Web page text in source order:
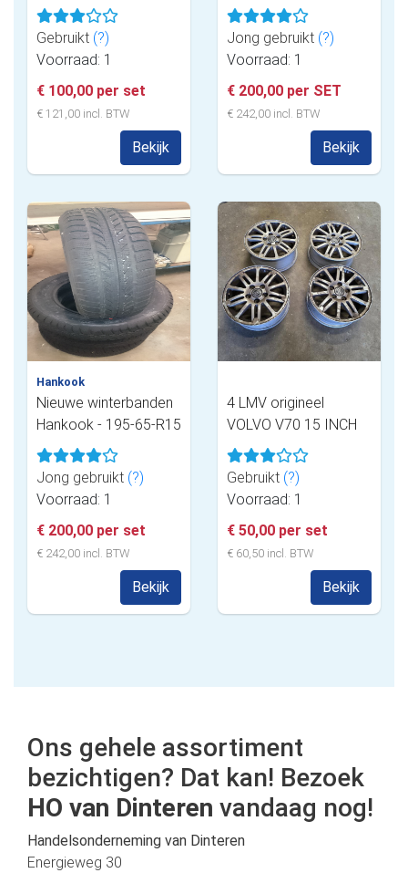
Gebruikt (?)
Voorraad: 1
€ 100,00 per set
€ 121,00 incl. BTW
Bekijk
Jong gebruikt (?)
Voorraad: 1
€ 200,00 per SET
€ 242,00 incl. BTW
Bekijk
Hankook
Nieuwe winterbanden
Hankook - 195-65-R15
Jong gebruikt (?)
Voorraad: 1
€ 200,00 per set
€ 242,00 incl. BTW
Bekijk
4 LMV origineel
VOLVO V70 15 INCH
Gebruikt (?)
Voorraad: 1
€ 50,00 per set
€ 60,50 incl. BTW
Bekijk
Ons gehele assortiment
bezichtigen? Dat kan! Bezoek
HO van Dinteren vandaag nog!
Handelsonderneming van Dinteren
Energieweg 30